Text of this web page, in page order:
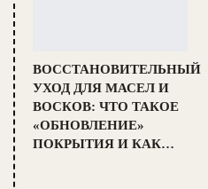
ВОССТАНОВИТЕЛЬНЫЙ
УХОД ДЛЯ МАСЕЛ И
ВОСКОВ: ЧТО ТАКОЕ
«ОБНОВЛЕНИЕ»
ПОКРЫТИЯ И КАК…